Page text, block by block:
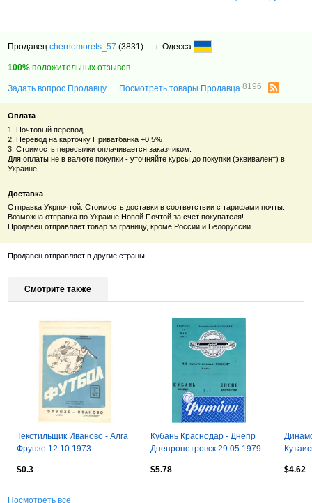
Продавецchernomorets_57 (3831) г. Одесса
100% положительных отзывов
Задать вопрос Продавцу Посмотреть товары Продавца8196
Оплата
1. Почтовый перевод.
2. Перевод на карточку Приватбанка +0,5%
3. Стоимость пересылки оплачивается заказчиком.
Для оплаты не в валюте покупки - уточняйте курсы до покупки (эквивалент) в
Украине.
Доставка
Отправка Укрпочтой. Стоимость доставки в соответствии с тарифами почты.
Возможна отправка по Украине Новой Почтой за счет покупателя!
Продавец отправляет товар за границу, кроме России и Белоруссии.
Продавец отправляет в другие страны
Смотрите также
Текстильщик Иваново - Алга
Фрунзе 12.10.1973
$0.3
Кубань Краснодар - Днепр
Днепропетровск 29.05.1979
$5.78 $4.62
Посмотреть все